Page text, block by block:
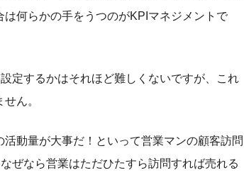
何らかの手をうつのがKPIマネジメントで
定するかはそれほど難しくないですが、これ
ん。
動量が大事だ！といって営業マンの顧客訪問
ぜなら営業はただひたすら訪問すれば売れる